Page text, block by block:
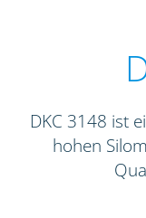
DKC 3148 ist
hohen